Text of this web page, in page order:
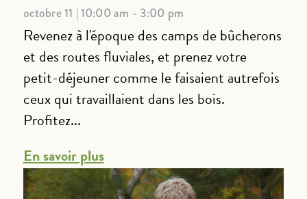
octobre 11 | 10:00 am - 3:00 pm
Revenez à l'époque des camps de bûcherons
et des routes fluviales, et prenez votre
petit-déjeuner comme le faisaient autrefois
ceux qui travaillaient dans les bois.
Profitez...
En savoir plus